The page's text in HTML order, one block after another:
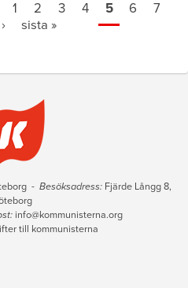
1 2 3 4 5 6
7
sista »
- Besöksadress: Fjärde Långg 8,
info@kommunisterna.org
till kommunisterna